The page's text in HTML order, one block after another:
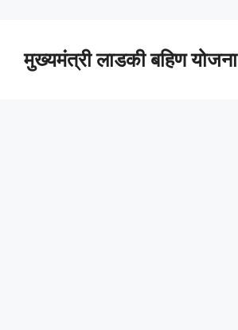
मुख्यमंत्री लाडकी बहिण योजना